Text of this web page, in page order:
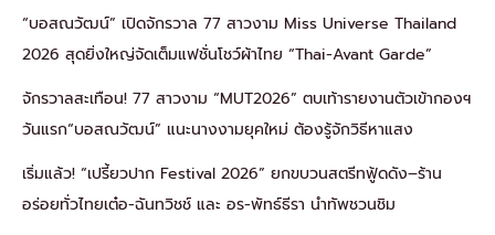
“บอสณวัฒน์” เปิดจักรวาล 77 สาวงาม Miss Universe Thailand
2026 สุดยิ่งใหญ่จัดเต็มแฟชั่นโชว์ผ้าไทย “Thai-Avant Garde”
จักรวาลสะเทือน! 77 สาวงาม “MUT2026” ตบเท้ารายงานตัวเข้ากองฯ
วันแรก“บอสณวัฒน์” แนะนางงามยุคใหม่ ต้องรู้จักวิธีหาแสง
เริ่มแล้ว! “เปรี้ยวปาก Festival 2026” ยกขบวนสตรีทฟู้ดดัง–ร้าน
อร่อยทั่วไทยเต๋อ-ฉันทวิชช์ และ อร-พัทธ์ธีรา นำทัพชวนชิม